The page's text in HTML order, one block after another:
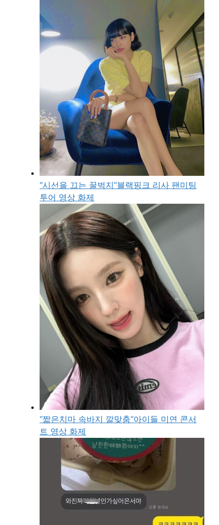
“시선을 끄는 꿀벅지”블랙핑크 리사 팬미팅
투어 영상 화제
“짧은치마 속바지 깔맞춤”아이들 미연 콘서
트 영상 화제